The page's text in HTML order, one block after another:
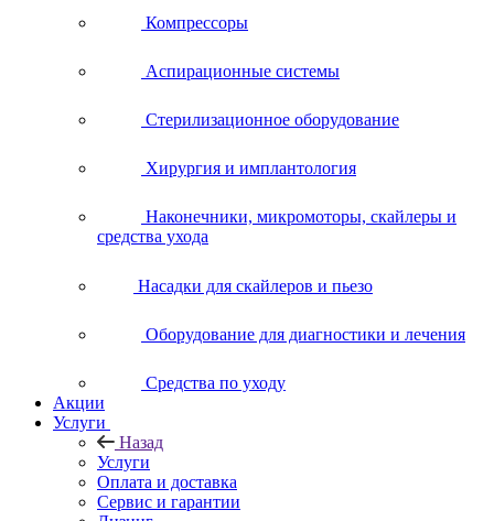
Компрессоры
Аспирационные системы
Стерилизационное оборудование
Хирургия и имплантология
Наконечники, микромоторы, скайлеры и
средства ухода
Насадки для скайлеров и пьезо
Оборудование для диагностики и лечения
Средства по уходу
Акции
Услуги
Назад
Услуги
Оплата и доставка
Сервис и гарантии